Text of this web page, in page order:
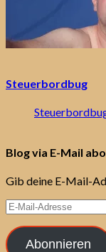
Steuerbordbug
Blog via E-Mail
Gib deine E-Mail-
E-
Mail-
Adresse
Abonnieren